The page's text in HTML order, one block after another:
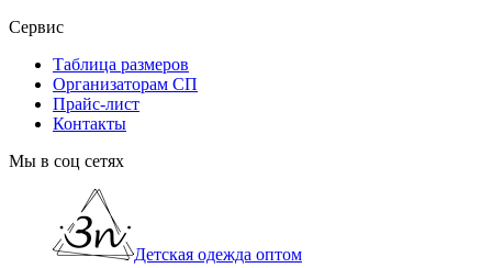
Сервис
Таблица размеров
Организаторам СП
Прайс-лист
Контакты
Мы в соц сетях
Детская одежда оптом